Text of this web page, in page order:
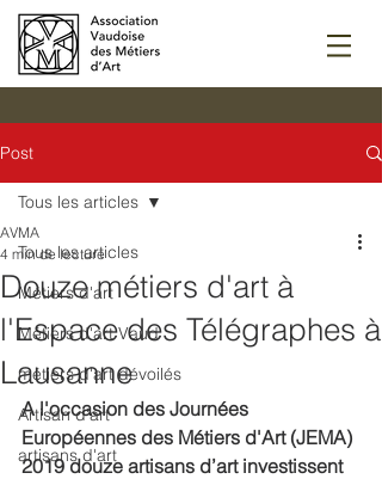
Post
Tous les articles
Métiers d'art
Métiers d'art Vaud
métiers d'art dévoilés
Artisan d'art
artisans d'art
Tous les articles
Douze métiers d'art à
l'Espace des Télégraphes à
Lausanne
AVMA
4 min de lecture
A l'occasion des Journées
Européennes des Métiers d'Art (JEMA)
2019 douze artisans d’art investissent